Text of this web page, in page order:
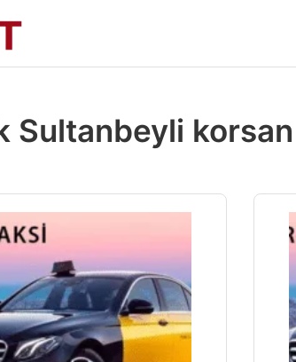
Sultanbeyli